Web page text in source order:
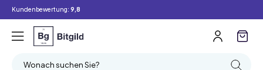
Kundenbewertung: 9,8
Wonach suchen Sie?
Filter